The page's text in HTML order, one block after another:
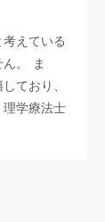
えている
。 ま
ており、
理学療法士